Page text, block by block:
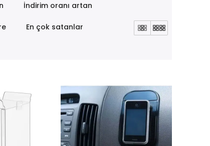
İndirim oranı artan
En çok satanlar